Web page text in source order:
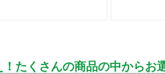
たくさんの商品の中からお